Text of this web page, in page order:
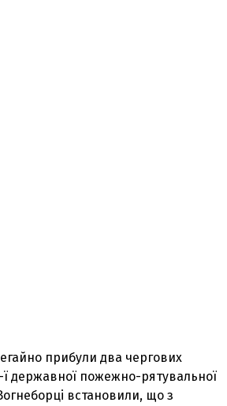
прибули два чергових
ї державної пожежно-рятувальної
встановили, що з